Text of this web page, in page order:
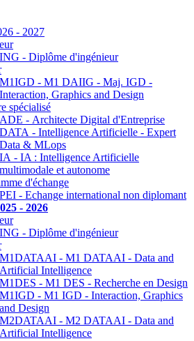
- 2027
ING - Diplôme d'ingénieur
M1IGD - M1 DAIIG - Maj. IGD -
Interaction, Graphics and Design
spécialisé
ADE - Architecte Digital d'Entreprise
DATA - Intelligence Artificielle - Expert
Data & MLops
IA - IA : Intelligence Artificielle
multimodale et autonome
d'échange
PEI - Echange international non diplomant
- 2026
ING - Diplôme d'ingénieur
M1DATAAI - M1 DATAAI - Data and
Artificial Intelligence
M1DES - M1 DES - Recherche en Design
M1IGD - M1 IGD - Interaction, Graphics
and Design
M2DATAAI - M2 DATAAI - Data and
Artificial Intelligence